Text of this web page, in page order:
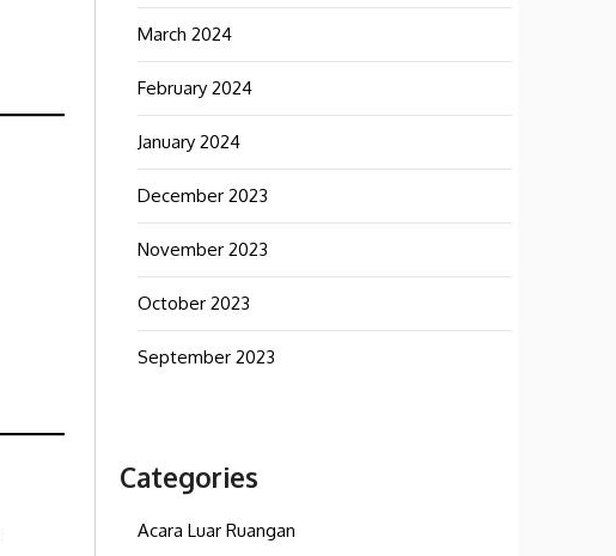
March 2024
February 2024
January 2024
December 2023
November 2023
October 2023
September 2023
Categories
Acara Luar Ruangan